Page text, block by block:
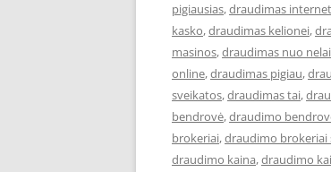
pigiausias,draudimas
kasko,draudimas kelionei,
masinos,draudimas nuo
online,draudimas pigiau,
sveikatos,draudimas tai,
bendrovė,draudimo
brokeriai,draudimo brokeriai
draudimo kaina,draudimo